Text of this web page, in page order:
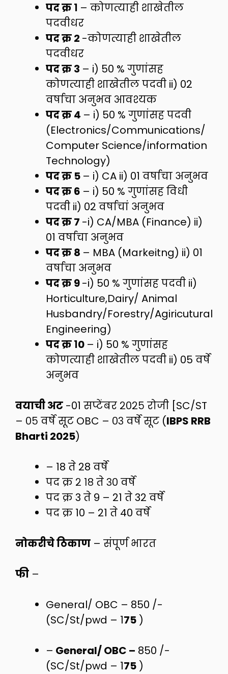
पद क्र १ – कोणत्याही शाखेतील
पदवीधर
पद क्र 2 -कोणत्याही शाखेतील
पदवीधर
पद क्र 3 – i) 50 % गुणांसह
कोणत्याही शाखेतील पदवी ii) 02
वर्षाचा अनुभव आवश्यक
पद क्र 4 – i) 50 % गुणांसह पदवी
(Electronics/Communications/
Computer Science/information
Technology)
पद क्र 5 – i) CA ii) 01 वर्षाचा अनुभव
पद क्र 6 – i) 50 % गुणांसह विधी
पदवी ii) 02 वर्षाचां अनुभव
पद क्र 7 -i) CA/MBA (Finance) ii)
01 वर्षाचा अनुभव
पद क्र 8 – MBA (Markeitng) ii) 01
वर्षाचा अनुभव
पद क्र 9-i) 50 % गुणांसह पदवी ii)
Horticulture,Dairy/ Animal
Husbandry/Forestry/Agiricutural
Engineering)
पद क्र १0 – i) 50 % गुणांसह
कोणत्याही शाखेतील पदवी ii) 05 वर्षे
अनुभव
वयाची अट -01 सप्टेंबर २०२५ रोजी [SC/ST
– ०५ वर्षे सूट OBC – ०३ वर्षे सूट (IBPS RRB
Bharti 2025)
– 18 ते 28 वर्षे
पद क्र २ १८ ते ३० वर्षे
पद क्र 3 ते 9 – 21 ते 32 वर्षे
पद क्र 10 – 21 ते 40 वर्षे
नोकरीचे ठिकाण – संपूर्ण भारत
फी –
General/ OBC – 850 /-
(SC/St/pwd – 175 )
– General/ OBC – 850 /-
(SC/St/pwd – 175 )